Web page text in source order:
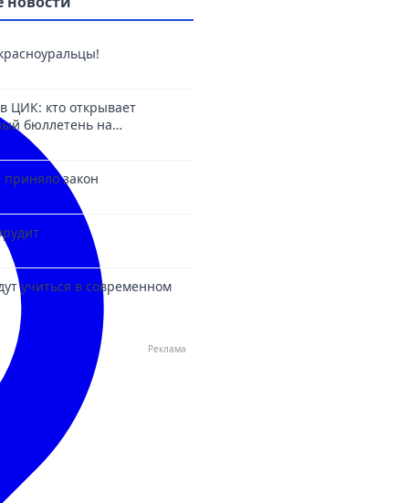
ЦИК: кто открывает
бюллетень на
приняло закон
учиться в современном
Реклама